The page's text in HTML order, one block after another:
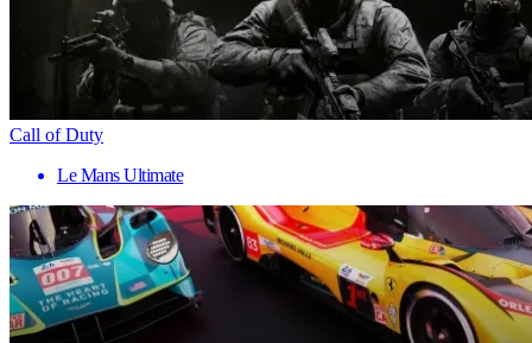
Call of Duty
Le Mans Ultimate